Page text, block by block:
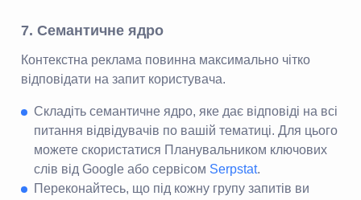
7. Семантичне ядро
Контекстна реклама повинна максимально чітко
відповідати на запит користувача.
Cкладіть семантичне ядро, яке дає відповіді на всі
питання відвідувачів по вашій тематиці. Для цього
можете скористатися Планувальником ключових
слів від Google або сервісом Serpstat.
Переконайтесь, що під кожну групу запитів ви